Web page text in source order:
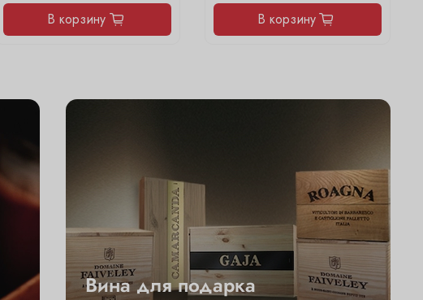
В корзину В корзину
Вина для подарка